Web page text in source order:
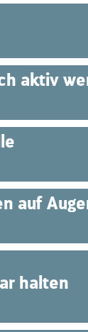
aktiv
auf
halten